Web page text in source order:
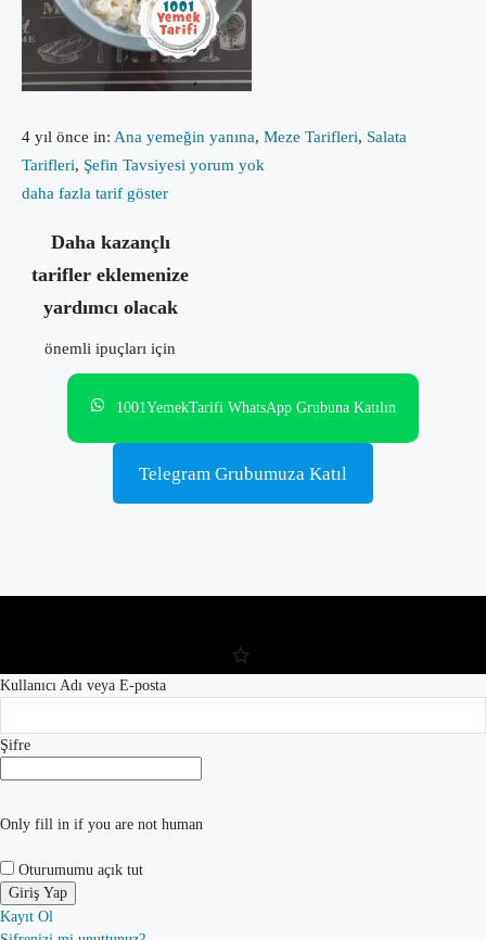
4 yıl önce in: Ana yemeğin yanına, Meze Tarifleri, Salata
Tarifleri, Şefin Tavsiyesi yorum yok
daha fazla tarif göster
Daha kazançlı
tarifler eklemenize
yardımcı olacak
önemli ipuçları için
1001YemekTarifi WhatsApp Grubuna Katılın
Telegram Grubumuza Katıl
Kullanıcı Adı veya E-posta
Şifre
Only fill in if you are not human
Oturumumu açık tut
Kayıt Ol